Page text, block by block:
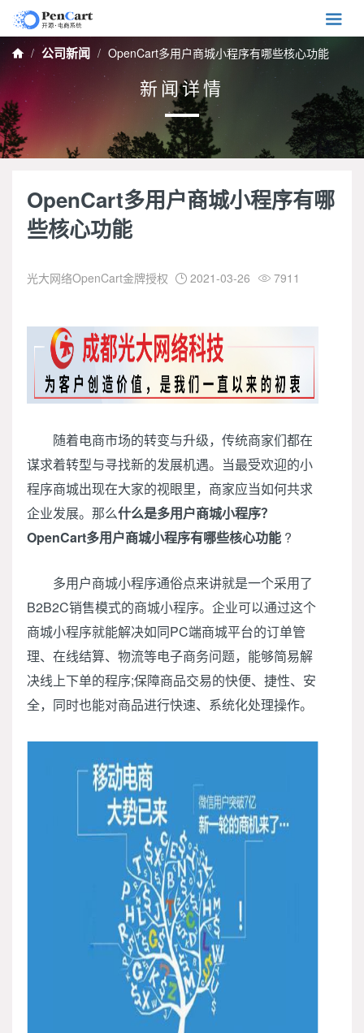

新闻详情
 公司新闻 OpenCart多用户商城小程序有哪些核心功能
OpenCart多用户商城小程序有哪
些核心功能
光大网络OpenCart金牌授权  2021-03-26  7911
随着电商市场的转变与升级，传统商家们都在
谋求着转型与寻找新的发展机遇。当最受欢迎的小
程序商城出现在大家的视眼里，商家应当如何共求
企业发展。那么什么是多用户商城小程序？
OpenCart多用户商城小程序有哪些核心功能 ?
多用户商城小程序通俗点来讲就是一个采用了
B2B2C销售模式的商城小程序。企业可以通过这个
商城小程序就能解决如同PC端商城平台的订单管
理、在线结算、物流等电子商务问题，能够简易解
决线上下单的程序;保障商品交易的快便、捷性、安
全，同时也能对商品进行快速、系统化处理操作。